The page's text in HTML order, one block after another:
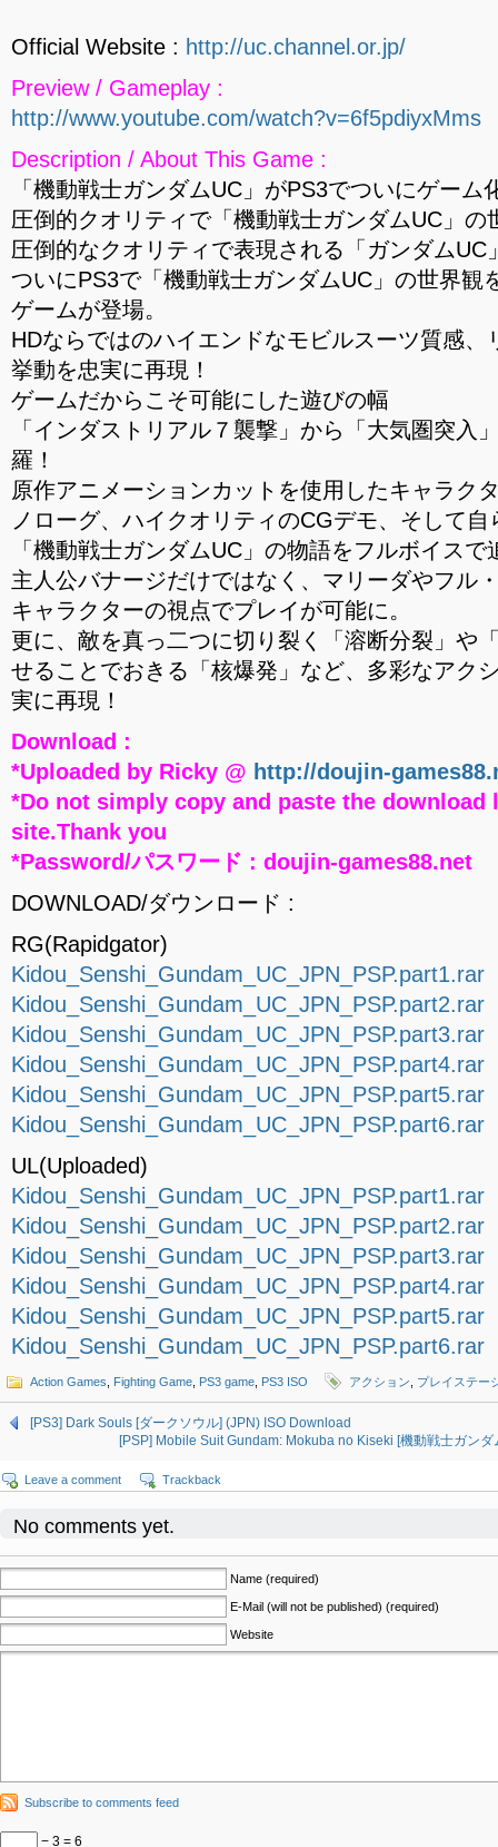
Official Website : http://uc.channel.or.jp/
Preview / Gameplay :
http://www.youtube.com/watch?v=6f5pdiyxMms
Description / About This Game :
「機動戦士ガンダムUC」がPS3でついにゲーム
圧倒的クオリティで「機動戦士ガンダムUC」の
圧倒的なクオリティで表現される「ガンダムUC
ついにPS3で「機動戦士ガンダムUC」の世界観
ゲームが登場。
HDならではのハイエンドなモビルスーツ質感、
挙動を忠実に再現！
ゲームだからこそ可能にした遊びの幅
「インダストリアル７襲撃」から「大気圏突入
羅！
原作アニメーションカットを使用したキャラク
ノローグ、ハイクオリティのCGデモ、そして
「機動戦士ガンダムUC」の物語をフルボイスで
主人公バナージだけではなく、マリーダやフル
キャラクターの視点でプレイが可能に。
更に、敵を真っ二つに切り裂く「溶断分裂」や
せることでおきる「核爆発」など、多彩なアク
実に再現！
Download :
*Uploaded by Ricky @ http://doujin-
*Do not simply copy and paste the download
site.Thank you
*Password/パスワード : doujin-games88.net
DOWNLOAD/ダウンロード :
RG(Rapidgator)
Kidou_Senshi_Gundam_UC_JPN_PSP.part1.rar
Kidou_Senshi_Gundam_UC_JPN_PSP.part2.rar
Kidou_Senshi_Gundam_UC_JPN_PSP.part3.rar
Kidou_Senshi_Gundam_UC_JPN_PSP.part4.rar
Kidou_Senshi_Gundam_UC_JPN_PSP.part5.rar
Kidou_Senshi_Gundam_UC_JPN_PSP.part6.rar
UL(Uploaded)
Kidou_Senshi_Gundam_UC_JPN_PSP.part1.rar
Kidou_Senshi_Gundam_UC_JPN_PSP.part2.rar
Kidou_Senshi_Gundam_UC_JPN_PSP.part3.rar
Kidou_Senshi_Gundam_UC_JPN_PSP.part4.rar
Kidou_Senshi_Gundam_UC_JPN_PSP.part5.rar
Kidou_Senshi_Gundam_UC_JPN_PSP.part6.rar
Action Games Fighting Game PS3 game PS3 ISO アクション プレイステー
[PS3] Dark Souls [ダークソウル] (JPN) ISO Download
[PSP] Mobile Suit Gundam: Mokuba no Kiseki [機動戦士ガン
Leave a comment Trackback
No comments yet.
Name (required)
E-Mail (will not be published) (required)
Website
Subscribe to comments feed
− 3 = 6